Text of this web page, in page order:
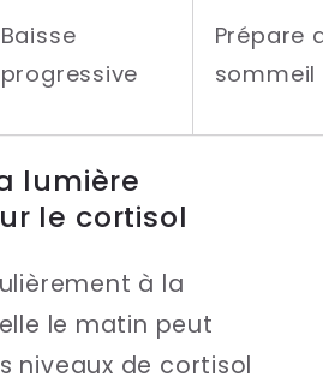
Baisse
progressive
Prépare
sommeil
lumière
le cortisol
à la
le matin peut
niveaux de cortisol